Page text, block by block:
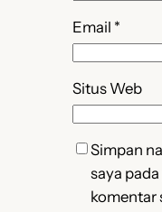
Email *
Situs Web
Simpan
saya
komentar